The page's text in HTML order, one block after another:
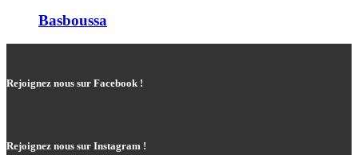
Basboussa
Rejoignez nous sur Facebook !
Rejoignez nous sur Instagram !